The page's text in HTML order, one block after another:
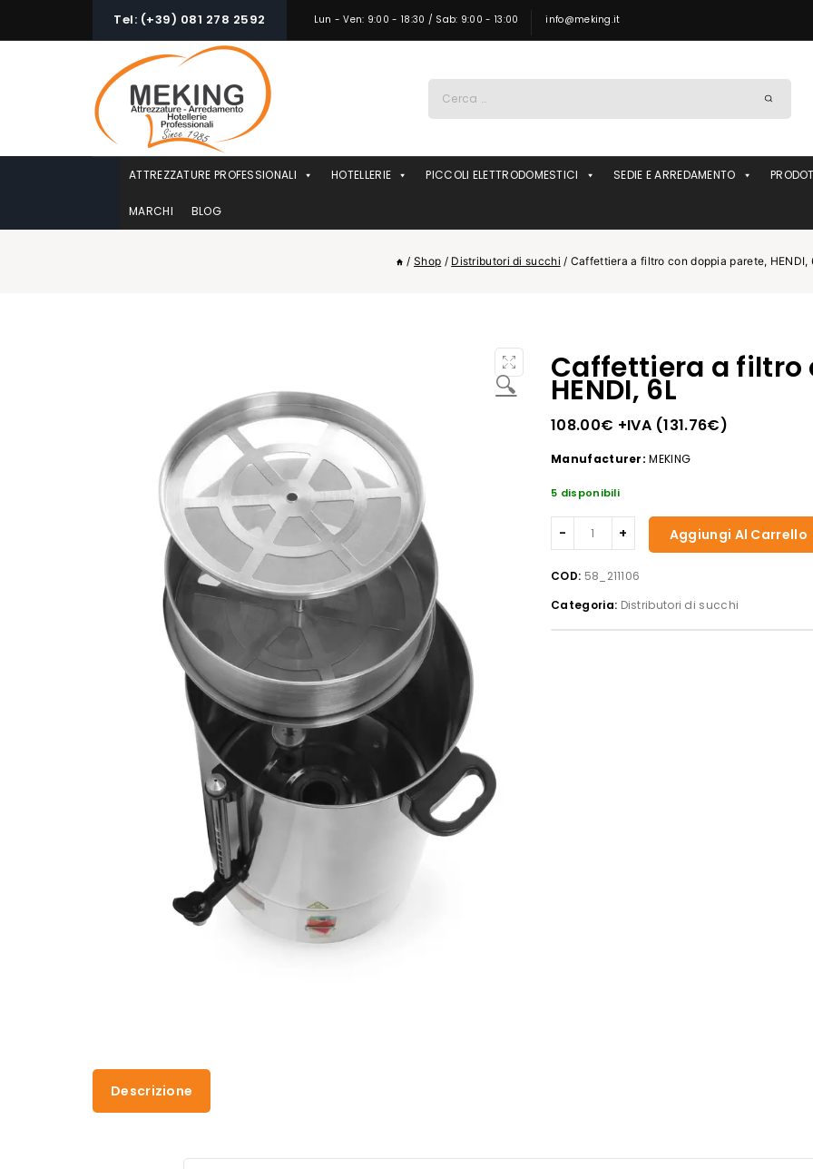
Tel: (+39) 081 278 2592 Lun - Ven: 9:00 - 18:30 / Sab: 9:00 - 13:00 info@meking.it
per:
ATTREZZATURE PROFESSIONALI HOTELLERIE PICCOLI ELETTRODOMESTICI SEDIE E ARREDAMENTO
MARCHI BLOG
/ Shop / Distributori di succhi / Caffettiera a filtro con doppia parete, HENDI,
🔍 Caffettiera a filtro
HENDI, 6L
108.00€ +IVA (131.76€)
Manufacturer: MEKING
5 disponibili
Caffettiera
a
doppia
parete,
Aggiungi Al Carrello
COD: 58_211106
Categoria: Distributori di succhi
Descrizione